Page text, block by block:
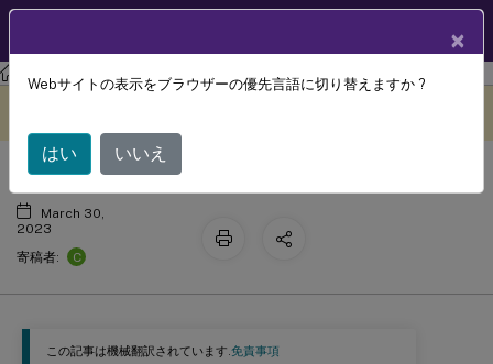
Profile Management Profile Management 2212
この記事は機械翻訳されています.免責事項
Profile ManagementとApp-V
March 30,
2023
寄稿者:
C
×
Webサイトの表示をブラウザーの優先言語に切り替えますか ?
はい いいえ